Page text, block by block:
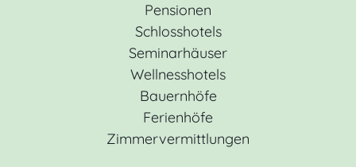
Pensionen
Schlosshotels
Seminarhäuser
Wellnesshotels
Bauernhöfe
Ferienhöfe
Zimmervermittlungen